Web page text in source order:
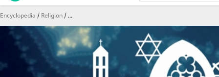
Encyclopedia Religion ...